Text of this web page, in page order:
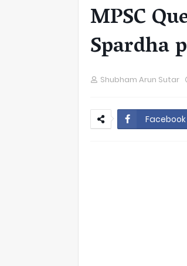
MPSC
Spardha
Shubham Arun Sutar
Facebook